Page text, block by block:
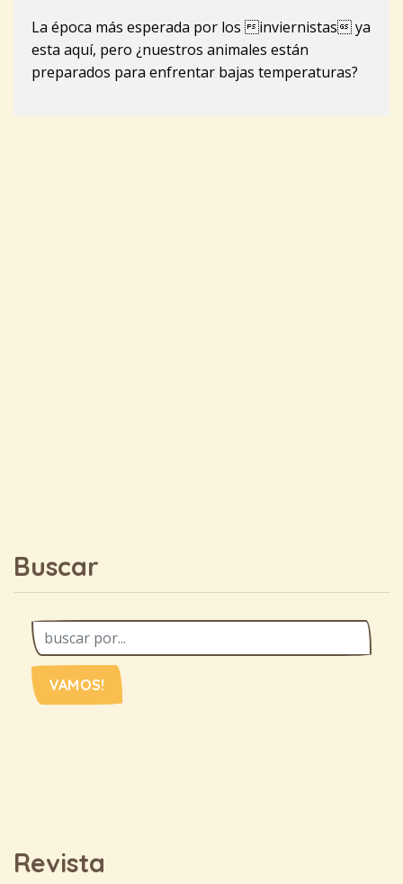
La época más esperada por los inviernistas ya
esta aquí, pero ¿nuestros animales están
preparados para enfrentar bajas temperaturas?
Buscar
VAMOS!
Revista